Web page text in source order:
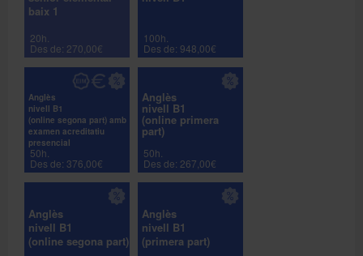
baix 1
20h.
Des de: 270,00€
100h.
Des de: 948,00€
Anglès
nivell B1
(online segona part) amb
examen acreditatiu
presencial
50h.
Des de: 376,00€
Anglès
nivell B1
(online primera
part)
50h.
Des de: 267,00€
Anglès
nivell B1
(online segona part)
Anglès
nivell B1
(primera part)